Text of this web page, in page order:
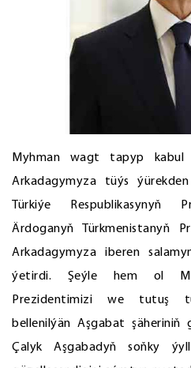
Myhman wagt tapyp kabul
Arkadagymyza tüýs
Türkiýe Respublikasynyň
Ärdoganyň Türkmenistanyň
Arkadagymyza iberen
ýetirdi. Şeýle hem ol
Prezidentimizi we tutuş
bellenilýän Aşgabat
Çalyk Aşgabadyň soňky